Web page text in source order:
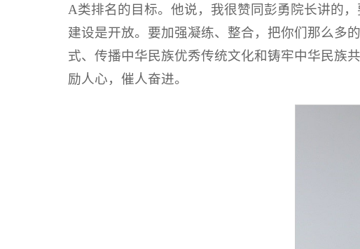
A类排名的目标。他说，我很赞同彭勇院长讲的
建设是开放。要加强凝练、整合，把你们那么多
式、传播中华民族优秀传统文化和铸牢中华民族
励人心，催人奋进。